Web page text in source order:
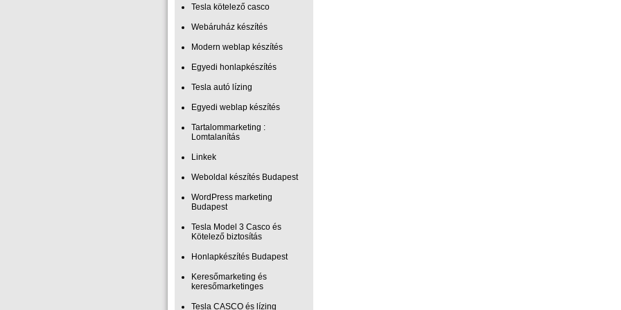
Tesla kötelező casco
Webáruház készítés
Modern weblap készítés
Egyedi honlapkészítés
Tesla autó lízing
Egyedi weblap készítés
Tartalommarketing :
Lomtalanítás
Linkek
Weboldal készítés Budapest
WordPress marketing
Budapest
Tesla Model 3 Casco és
Kötelező biztosítás
Honlapkészítés Budapest
Keresőmarketing és
keresőmarketinges
Tesla CASCO és lízing